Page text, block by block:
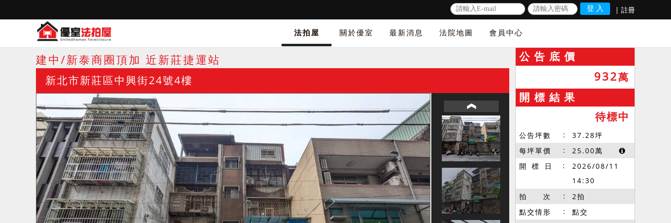
| 註冊
法拍屋 關於優室 最新消息 法院地圖 會員中心
建中/新泰商圈頂加 近新莊捷運站
新北市新莊區中興街24號4樓
公 告 底 價
932萬
開 標 結 果
待標中
公告坪數 37.28坪
每坪單價
25.00萬
開 標 日
2026/08/11
14:30
拍 次
2拍
點交情形
點交